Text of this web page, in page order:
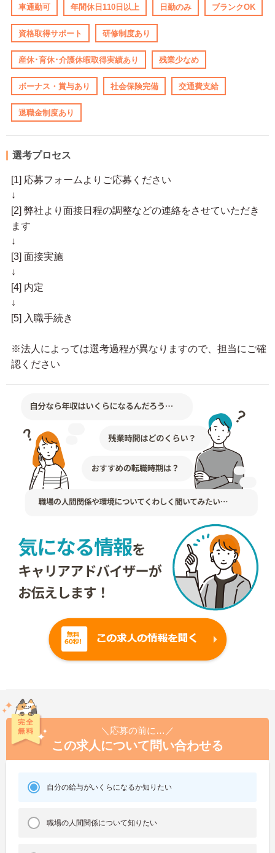
車通勤可 年間休日110日以上 日勤のみ ブランクOK
資格取得サポート 研修制度あり
産休･育休･介護休暇取得実績あり 残業少なめ
ボーナス・賞与あり 社会保険完備 交通費支給
退職金制度あり
選考プロセス
[1] 応募フォームよりご応募ください
↓
[2] 弊社より面接日程の調整などの連絡をさせていただき
ます
↓
[3] 面接実施
↓
[4] 内定
↓
[5] 入職手続き
※法人によっては選考過程が異なりますので、担当にご確
認ください
＼応募の前に…／
この求人について問い合わせる
自分の給与がいくらになるか知りたい
職場の人間関係について知りたい